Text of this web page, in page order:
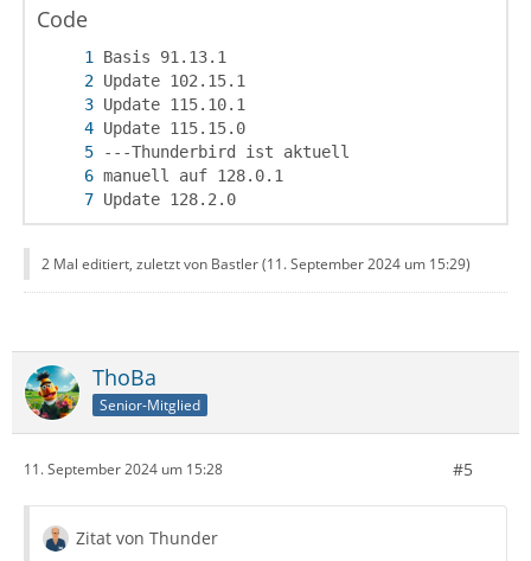
Code
Update 128.2.0
2 Mal editiert, zuletzt von Bastler (11. September 2024 um 15:29)
ThoBa
Senior-Mitglied
11. September 2024 um 15:28 #5
Zitat von Thunder